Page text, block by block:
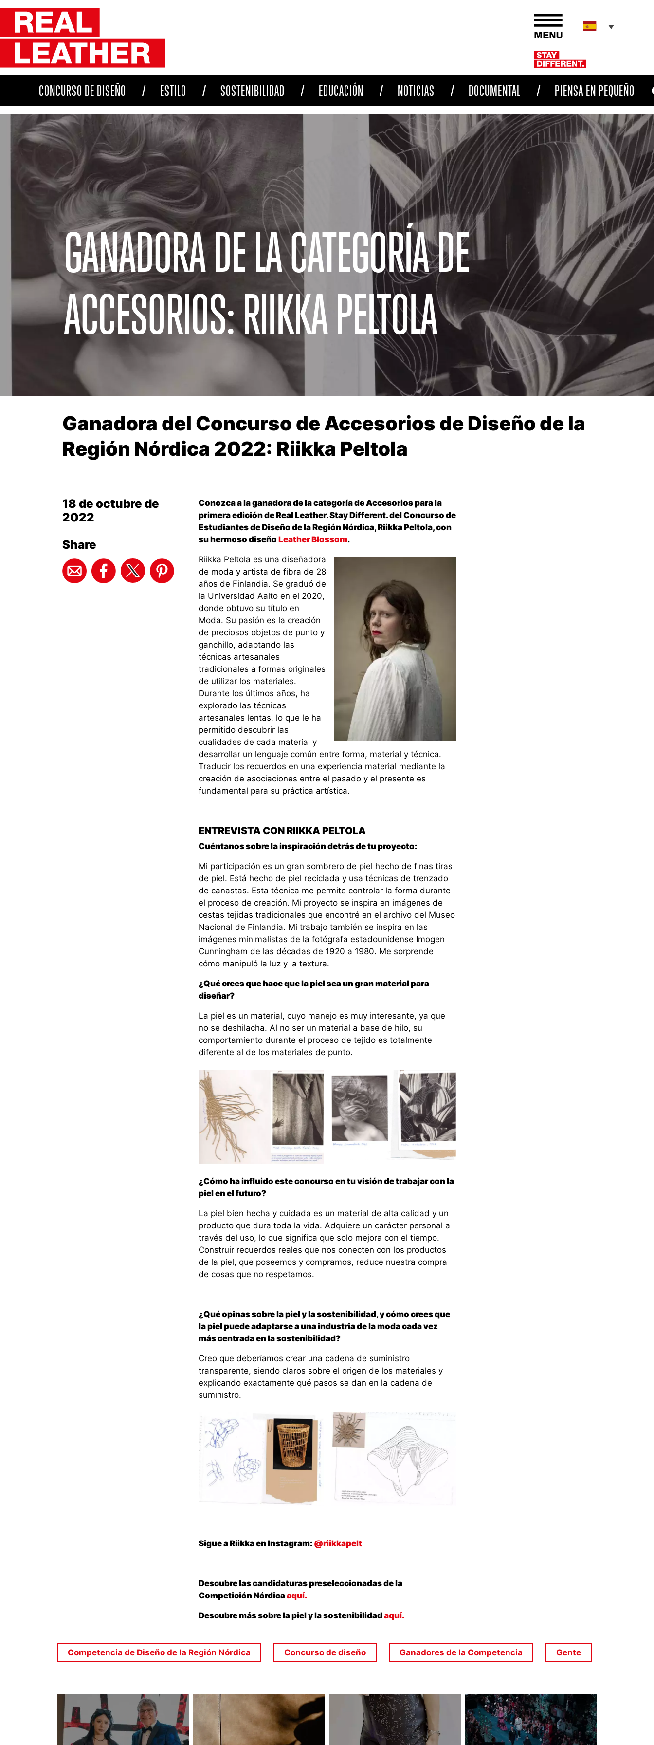
CONCURSO DE DISEÑO ESTILO SOSTENIBILIDAD EDUCACIÓN NOTICIAS DOCUMENTAL PIENSA EN PEQUEÑO
GANADORA DE LA CATEGORÍA DE
ACCESORIOS: RIIKKA PELTOLA
Ganadora del Concurso de Accesorios de Diseño de la
Región Nórdica 2022: Riikka Peltola
18 de octubre de
2022
Share
Conozca a la ganadora de la categoría de Accesorios para la
primera edición de Real Leather. Stay Different. del Concurso de
Estudiantes de Diseño de la Región Nórdica, Riikka Peltola, con
su hermoso diseño Leather Blossom.
Riikka Peltola es una diseñadora
de moda y artista de fibra de 28
años de Finlandia. Se graduó de
la Universidad Aalto en el 2020,
donde obtuvo su título en
Moda. Su pasión es la creación
de preciosos objetos de punto y
ganchillo, adaptando las
técnicas artesanales
tradicionales a formas originales
de utilizar los materiales.
Durante los últimos años, ha
explorado las técnicas
artesanales lentas, lo que le ha
permitido descubrir las
cualidades de cada material y
desarrollar un lenguaje común entre forma, material y técnica.
Traducir los recuerdos en una experiencia material mediante la
creación de asociaciones entre el pasado y el presente es
fundamental para su práctica artística.
ENTREVISTA CON RIIKKA PELTOLA
Cuéntanos sobre la inspiración detrás de tu proyecto:
Mi participación es un gran sombrero de piel hecho de finas tiras
de piel. Está hecho de piel reciclada y usa técnicas de trenzado
de canastas. Esta técnica me permite controlar la forma durante
el proceso de creación. Mi proyecto se inspira en imágenes de
cestas tejidas tradicionales que encontré en el archivo del Museo
Nacional de Finlandia. Mi trabajo también se inspira en las
imágenes minimalistas de la fotógrafa estadounidense Imogen
Cunningham de las décadas de 1920 a 1980. Me sorprende
cómo manipuló la luz y la textura.
¿Qué crees que hace que la piel sea un gran material para
diseñar?
La piel es un material, cuyo manejo es muy interesante, ya que
no se deshilacha. Al no ser un material a base de hilo, su
comportamiento durante el proceso de tejido es totalmente
diferente al de los materiales de punto.
¿Cómo ha influido este concurso en tu visión de trabajar con la
piel en el futuro?
La piel bien hecha y cuidada es un material de alta calidad y un
producto que dura toda la vida. Adquiere un carácter personal a
través del uso, lo que significa que solo mejora con el tiempo.
Construir recuerdos reales que nos conecten con los productos
de la piel, que poseemos y compramos, reduce nuestra compra
de cosas que no respetamos.
¿Qué opinas sobre la piel y la sostenibilidad, y cómo crees que
la piel puede adaptarse a una industria de la moda cada vez
más centrada en la sostenibilidad?
Creo que deberíamos crear una cadena de suministro
transparente, siendo claros sobre el origen de los materiales y
explicando exactamente qué pasos se dan en la cadena de
suministro.
Sigue a Riikka en Instagram: @riikkapelt
Descubre las candidaturas preseleccionadas de la
Competición Nórdicaaquí.
Descubre más sobre la piel y la sostenibilidadaquí.
Competencia de Diseño de la Región Nórdica Concurso de diseño Ganadores de la Competencia Gente